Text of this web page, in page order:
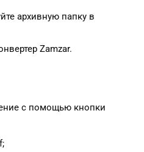
архивную папку в
Zamzar.
с помощью кнопки